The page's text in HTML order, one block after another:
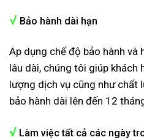
√ Bảo hành dài hạn
Ap dụng chế độ bảo hành và
lâu dài, chúng tôi giúp khách
lượng dịch vụ cũng như chất
bảo hành dài lên đến 12 thán
√ Làm việc tất cả các ngày